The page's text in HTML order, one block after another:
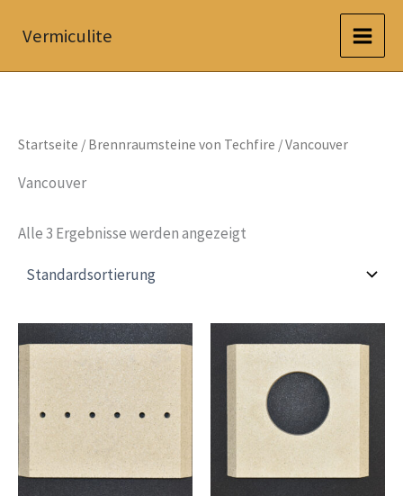
InhaltVermiculite
Startseite / Brennraumsteine von Techfire / Vancouver
Vancouver
Alle 3 Ergebnisse werden angezeigt